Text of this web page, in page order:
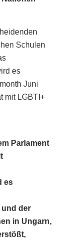
Schulen
es
Juni
mit LGBTI+
Parlament
es
der
in Ungarn,